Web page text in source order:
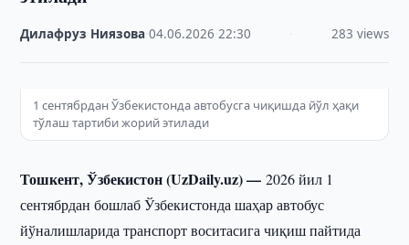
Дилафруз Ниязова ·04.06.2026 ·22:30 283 views
1 сентябрдан Ўзбекистонда автобусга чиқишда йўл ҳақи
тўлаш тартиби жорий этилади
Тошкент, Ўзбекистон (UzDaily.uz) —2026 йил 1
сентябрдан бошлаб Ўзбекистонда шаҳар автобус
йўналишларида транспорт воситасига чиқиш пайтида